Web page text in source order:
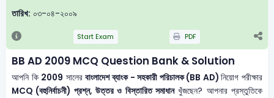
তারিখ: ০৩-০৪-২০০৯
Start Exam PDF
BB AD 2009 MCQ Question Bank & Solution
আপনি কি 2009 সালেরবাংলাদেশ ব্যাংক - সহকারী পরিচালক (BB AD)নিয়োগ পরীক্ষার
MCQ (বহুনির্বাচনী) প্রশ্ন, উত্তর ও বিস্তারিত সমাধানখুঁজছেন? আপনার প্রস্তুতিকে